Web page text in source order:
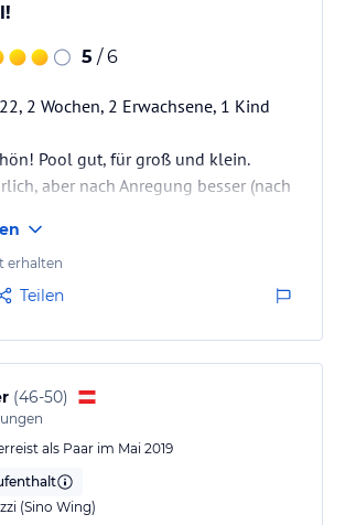
5 / 6
2 Wochen, 2 Erwachsene, 1 Kind
Pool gut, für groß und klein.
aber nach Anregung besser (nach
an)
perfekt!
erhalten
Teilen
(46-50)
als Paar im Mai 2019
(Sino Wing)